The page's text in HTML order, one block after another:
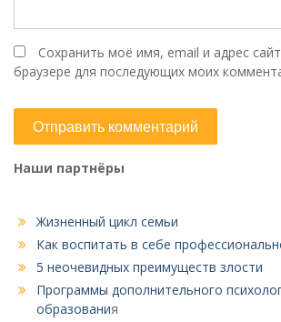
Сохранить моё имя, email и адрес
браузере для последующих моих
Наши партнёры
Жизненный цикл семьи
Как воспитать в себе
5 неочевидных преимуществ злости
Программы дополнительного
образования